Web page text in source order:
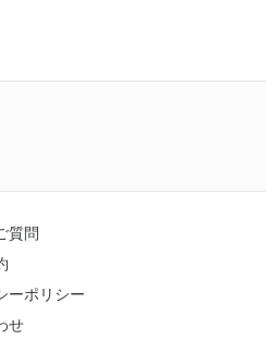
質問
ーポリシー
せ